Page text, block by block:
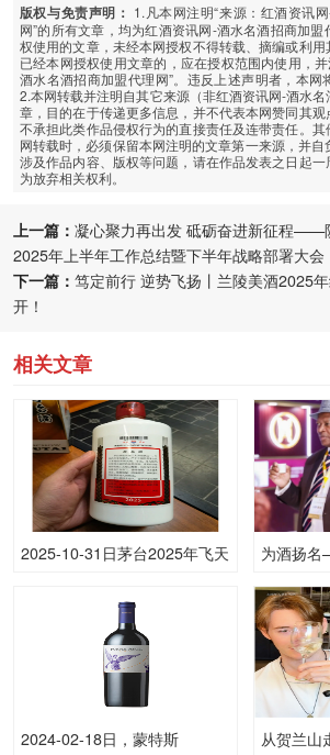
版权与免责声明： 1.凡本网注明“来源：红酒资讯
网”的所有文章，均为红酒资讯网-酒水名酒招商加
权使用的文章，未经本网授权不得转载、摘编或利用
已经本网授权使用文章的，应在授权范围内使用，
酒水名酒招商加盟代理网”。违反上述声明者，本网
2.本网转载并注明自其它来源（非红酒资讯网-酒水
章，目的在于传递更多信息，并不代表本网赞同其观
不承担此类作品侵权行为的直接责任及连带责任。
网转载时，必须保留本网注明的文章第一来源，并
涉及作品内容、版权等问题，请在作品发表之日起
为放弃相关权利。
上一篇： 凝心聚力再出发 砥砺奋进新征程——
2025年上半年工作总结暨下半年战略部署大会
下一篇： 笃定前行 逆势飞扬丨兰陵美酒2025
开！
相关文章
2025-10-31日茅台2025年飞天
瓶，下跌 20元
为酒扬
2024-02-18日，蒙特斯 从贺兰山